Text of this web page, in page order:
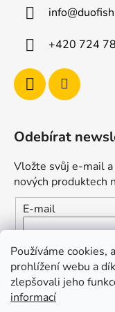
Používáme cookies,
prohlížení webu a
zlepšovali jeho
informací
info@
+420 724
Odebírat
Vložte svůj e-mail
nových produktech
E-mail
Vložením e-
osobních údajů
PŘIHLÁSIT SE